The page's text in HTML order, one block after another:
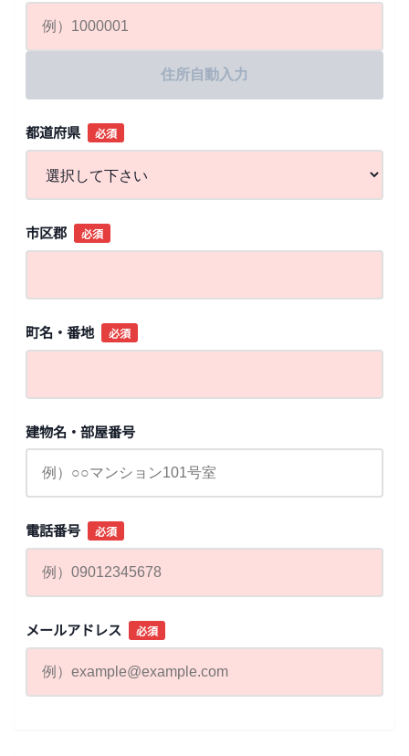
住所自動入力
都道府県 必須
市区郡 必須
町名・番地 必須
建物名・部屋番号
電話番号 必須
メールアドレス 必須